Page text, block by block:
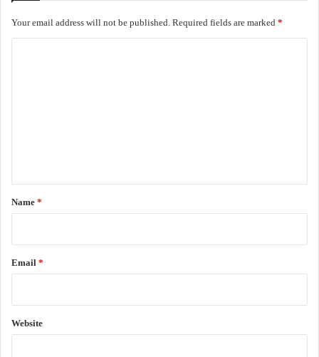
Your email address will not be published. Required fields are marked *
*
Name *
Email *
Website